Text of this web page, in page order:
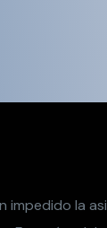
impedido la